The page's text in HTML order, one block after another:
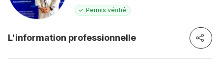
Permis vérifié
L'information professionnelle